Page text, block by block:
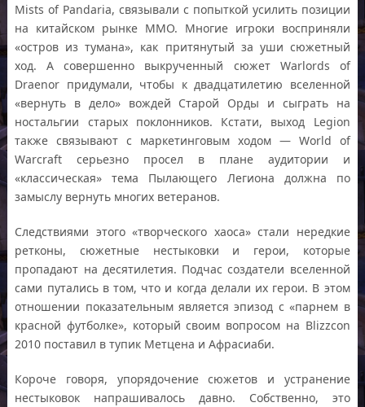
Mists of Pandaria, связывали с попыткой усилить позиции
на китайском рынке ММО. Многие игроки восприняли
«остров из тумана», как притянутый за уши сюжетный
ход. А совершенно выкрученный сюжет Warlords of
Draenor придумали, чтобы к двадцатилетию вселенной
«вернуть в дело» вождей Старой Орды и сыграть на
ностальгии старых поклонников. Кстати, выход Legion
также связывают с маркетинговым ходом — World of
Warcraft серьезно просел в плане аудитории и
«классическая» тема Пылающего Легиона должна по
замыслу вернуть многих ветеранов.
Следствиями этого «творческого хаоса» стали нередкие
ретконы, сюжетные нестыковки и герои, которые
пропадают на десятилетия. Подчас создатели вселенной
сами путались в том, что и когда делали их герои. В этом
отношении показательным является эпизод с «парнем в
красной футболке», который своим вопросом на Blizzcon
2010 поставил в тупик Метцена и Афрасиаби.
Короче говоря, упорядочение сюжетов и устранение
нестыковок напрашивалось давно. Собственно, это